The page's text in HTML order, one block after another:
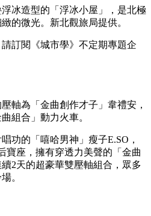
冰造型的「浮冰小屋」，是北極
的微光。新北觀旅局提供。
訂閱《城市學》不定期專題企
軸為「金曲創作才子」韋禮安，
組合」動力火車。
功的「嘻哈男神」瘦子E.SO，
寶座，擁有穿透力美聲的「金曲
2天的超豪華雙壓軸組合，眾多
。